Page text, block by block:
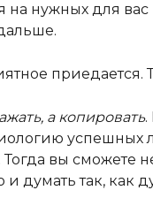
на нужных для вас
приедается.
а копировать.
успешных
Тогда вы сможете
и думать так, как